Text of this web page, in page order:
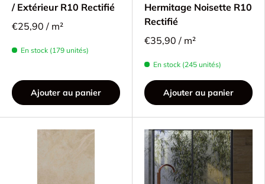
/ Extérieur R10 Rectifié
€25,90 / m²
En stock (179 unités)
Ajouter au panier
Hermitage Noisette R10
Rectifié
€35,90 / m²
En stock (245 unités)
Ajouter au panier